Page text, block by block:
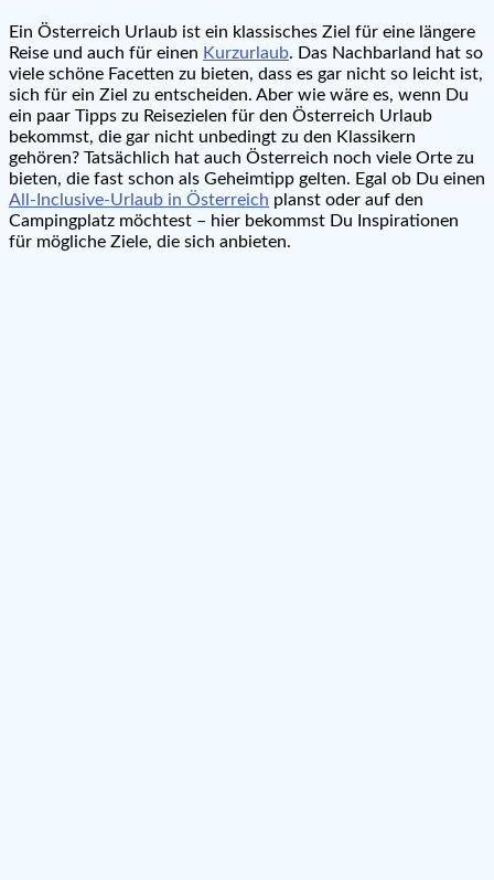
Ein Österreich Urlaub ist ein klassisches Ziel für eine längere
Reise und auch für einen Kurzurlaub. Das Nachbarland hat so
viele schöne Facetten zu bieten, dass es gar nicht so leicht ist,
sich für ein Ziel zu entscheiden. Aber wie wäre es, wenn Du
ein paar Tipps zu Reisezielen für den Österreich Urlaub
bekommst, die gar nicht unbedingt zu den Klassikern
gehören? Tatsächlich hat auch Österreich noch viele Orte zu
bieten, die fast schon als Geheimtipp gelten. Egal ob Du einen
All-Inclusive-Urlaub in Österreich planst oder auf den
Campingplatz möchtest – hier bekommst Du Inspirationen
für mögliche Ziele, die sich anbieten.